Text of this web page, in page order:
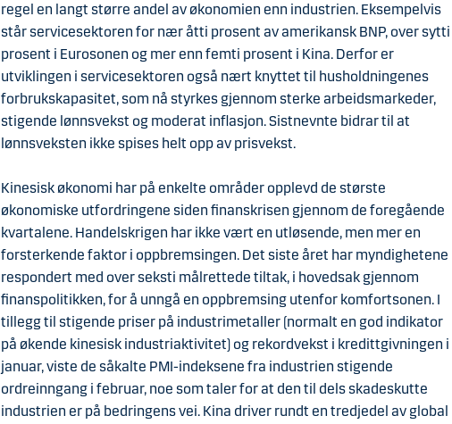
regel en langt større andel av økonomien enn industrien. Eksempelvis
står servicesektoren for nær åtti prosent av amerikansk BNP, over sytti
prosent i Eurosonen og mer enn femti prosent i Kina. Derfor er
utviklingen i servicesektoren også nært knyttet til husholdningenes
forbrukskapasitet, som nå styrkes gjennom sterke arbeidsmarkeder,
stigende lønnsvekst og moderat inflasjon. Sistnevnte bidrar til at
lønnsveksten ikke spises helt opp av prisvekst.
Kinesisk økonomi har på enkelte områder opplevd de største
økonomiske utfordringene siden finanskrisen gjennom de foregående
kvartalene. Handelskrigen har ikke vært en utløsende, men mer en
forsterkende faktor i oppbremsingen. Det siste året har myndighetene
respondert med over seksti målrettede tiltak, i hovedsak gjennom
finanspolitikken, for å unngå en oppbremsing utenfor komfortsonen. I
tillegg til stigende priser på industrimetaller (normalt en god indikator
på økende kinesisk industriaktivitet) og rekordvekst i kredittgivningen i
januar, viste de såkalte PMI-indeksene fra industrien stigende
ordreinngang i februar, noe som taler for at den til dels skadeskutte
industrien er på bedringens vei. Kina driver rundt en tredjedel av global